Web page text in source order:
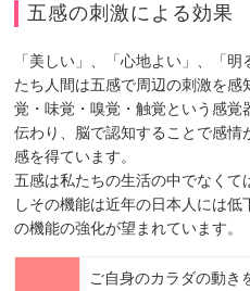
五感の刺激による効果
「美しい」、「心地よい」、「
たち人間は五感で周辺の刺激を
覚・味覚・嗅覚・触覚という感覚
伝わり、脳で認知することで感
感を得ています。
五感は私たちの生活の中でなく
しその機能は近年の日本人には
の機能の強化が望まれています。
ご自身のカラダの動き